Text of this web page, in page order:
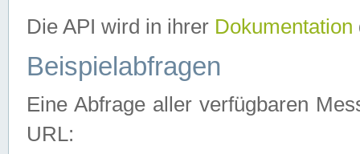
Die API wird in ihrer Dokumentation
Beispielabfragen
Eine Abfrage aller verfügbaren
URL: